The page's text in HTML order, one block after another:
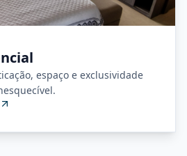
espaço e exclusividade